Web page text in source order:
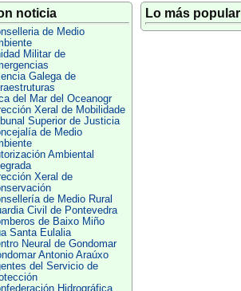
noticia
de Medio
Militar de
Galega de
del Mar del Oceanogr
Xeral de Mobilidade
Superior de Justicia
de Medio
Ambiental
Xeral de
de Medio Rural
Civil de Pontevedra
de Baixo Miño
Santa Eulalia
Neural de Gondomar
Antonio Araúxo
del Servicio de
Hidrográfica
Lo más popular